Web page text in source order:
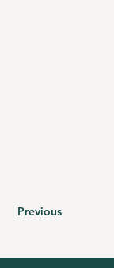
Previous